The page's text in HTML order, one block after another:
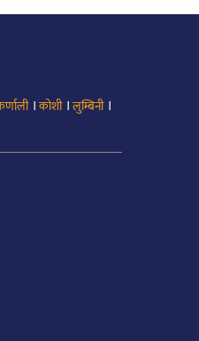
।कोशी।लुम्बिनी।